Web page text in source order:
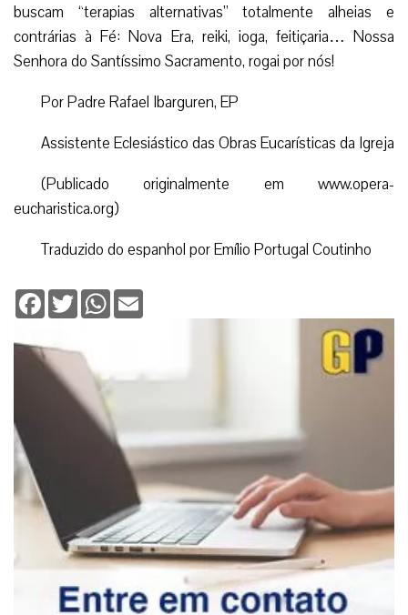
buscam “terapias alternativas” totalmente alheias e
contrárias à Fé: Nova Era, reiki, ioga, feitiçaria… Nossa
Senhora do Santíssimo Sacramento, rogai por nós!
Por Padre Rafael Ibarguren, EP
Assistente Eclesiástico das Obras Eucarísticas da Igreja
(Publicado originalmente em www.opera-
eucharistica.org)
Traduzido do espanhol por Emílio Portugal Coutinho
Facebook
TwitterWhatsApp